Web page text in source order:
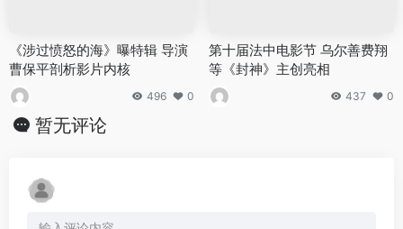
《涉过愤怒的海》曝特辑 导演
曹保平剖析影片内核
496 0
第十届法中电影节 乌尔善费翔
等《封神》主创亮相
437 0
暂无评论